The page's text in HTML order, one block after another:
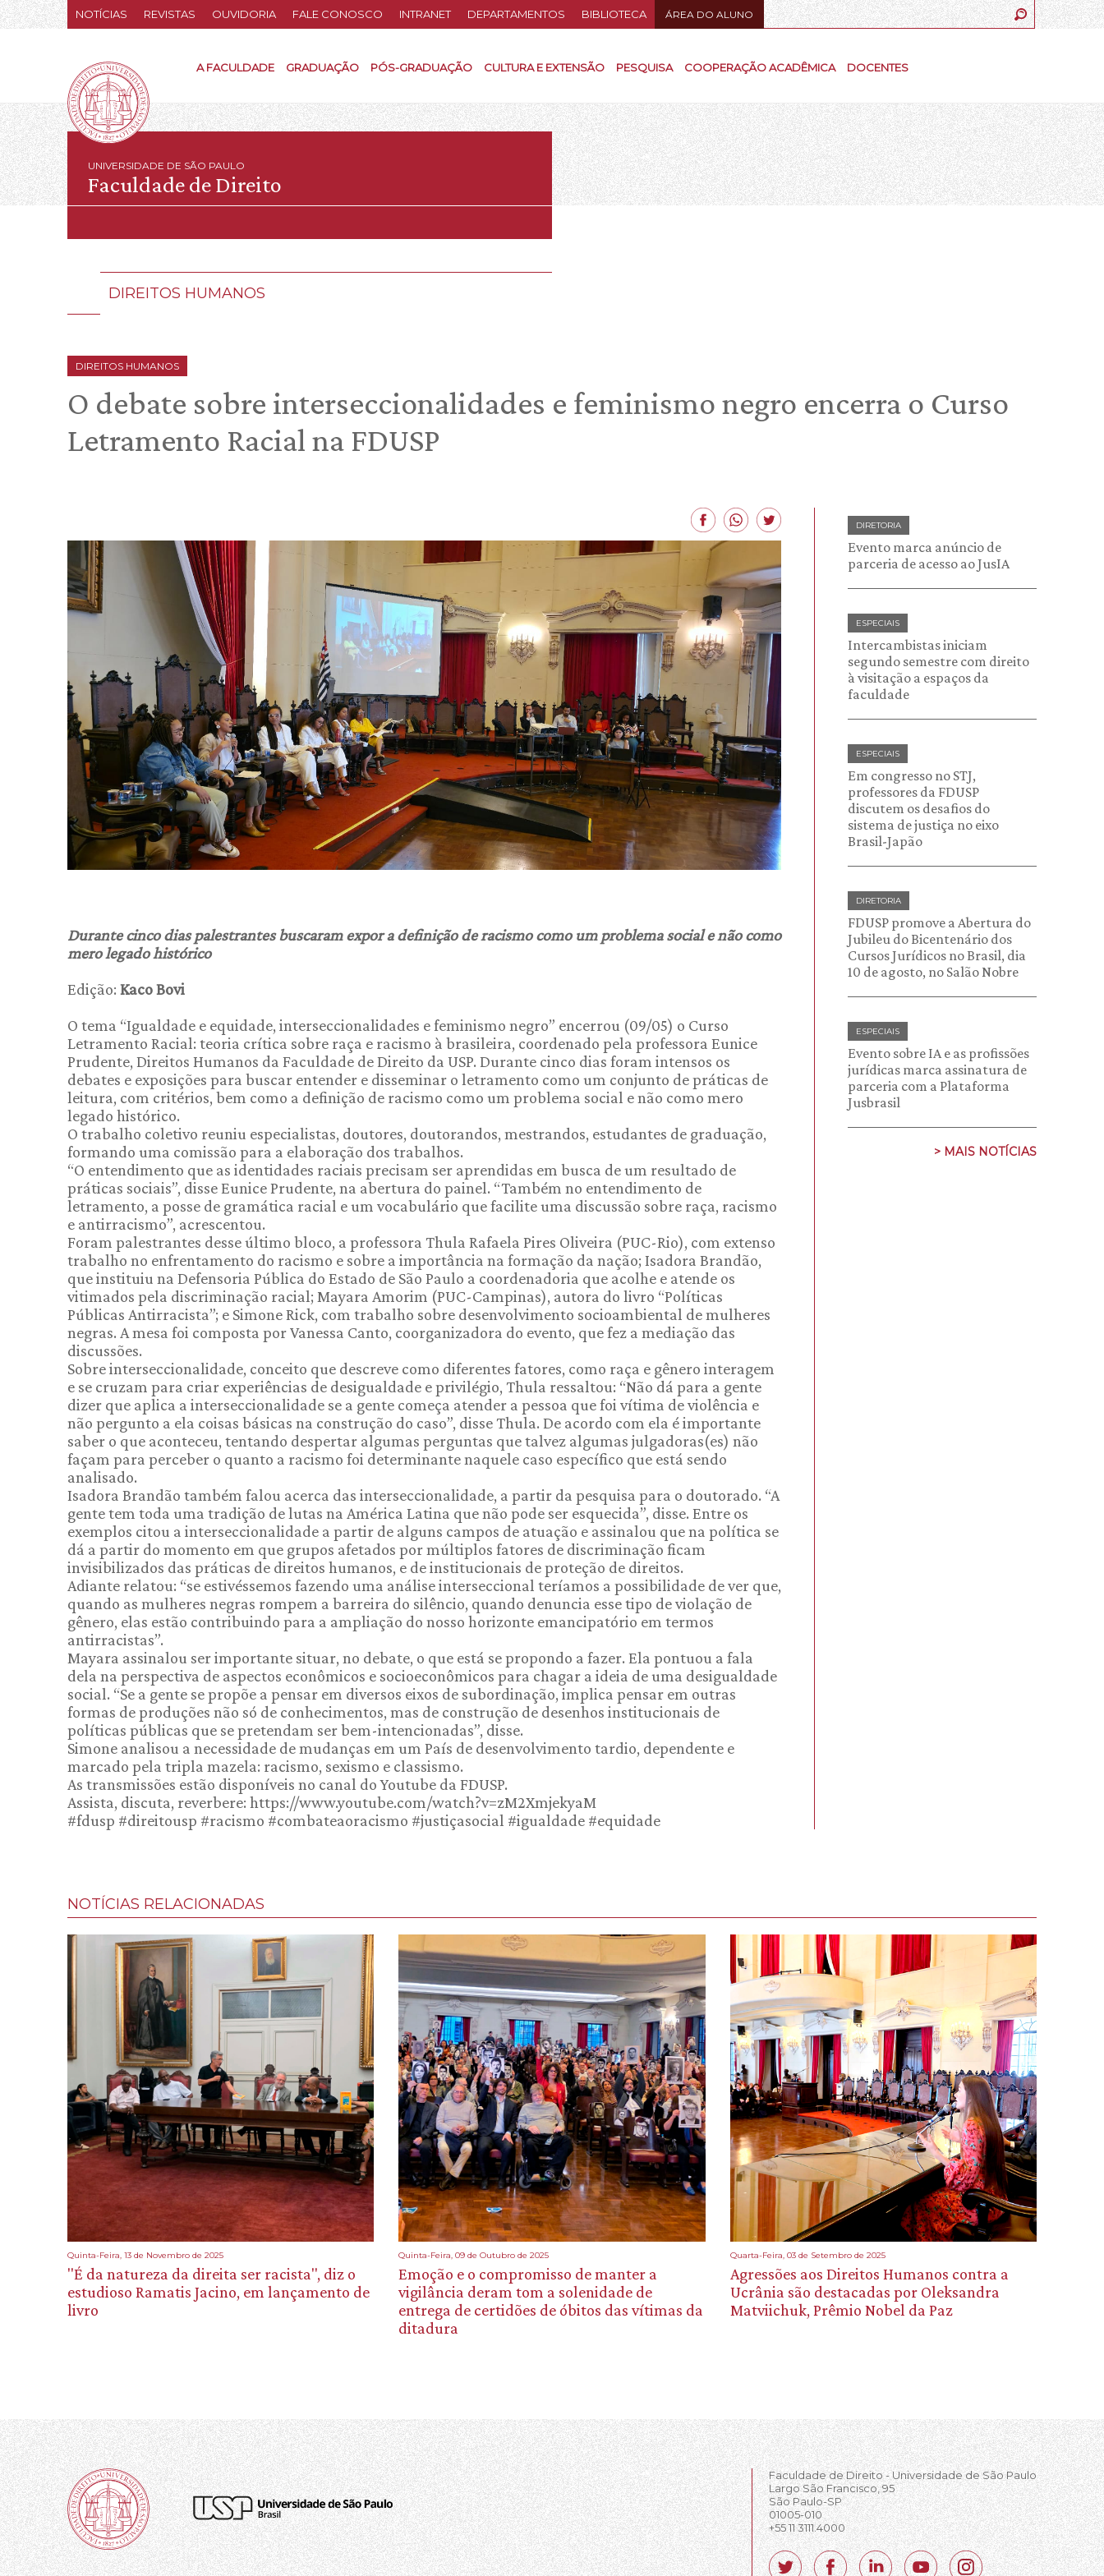
NOTÍCIAS REVISTAS OUVIDORIA FALE CONOSCO INTRANET DEPARTAMENTOS BIBLIOTECA ÁREA DO ALUNO
A FACULDADE GRADUAÇÃO PÓS-GRADUAÇÃO CULTURA E EXTENSÃO PESQUISA COOPERAÇÃO ACADÊMICA DOCENTES
UNIVERSIDADE DE SÃO PAULO
Faculdade de Direito
DIREITOS HUMANOS
DIREITOS HUMANOS
O debate sobre interseccionalidades e feminismo negro encerra o Curso
Letramento Racial na FDUSP
Durante cinco dias palestrantes buscaram expor a definição de racismo como um problema social e não como
mero legado histórico
Edição: Kaco Bovi
O tema “Igualdade e equidade, interseccionalidades e feminismo negro” encerrou (09/05) o Curso
Letramento Racial: teoria crítica sobre raça e racismo à brasileira, coordenado pela professora Eunice
Prudente, Direitos Humanos da Faculdade de Direito da USP. Durante cinco dias foram intensos os
debates e exposições para buscar entender e disseminar o letramento como um conjunto de práticas de
leitura, com critérios, bem como a definição de racismo como um problema social e não como mero
legado histórico.
O trabalho coletivo reuniu especialistas, doutores, doutorandos, mestrandos, estudantes de graduação,
formando uma comissão para a elaboração dos trabalhos.
“O entendimento que as identidades raciais precisam ser aprendidas em busca de um resultado de
práticas sociais”, disse Eunice Prudente, na abertura do painel. “Também no entendimento de
letramento, a posse de gramática racial e um vocabulário que facilite uma discussão sobre raça, racismo
e antirracismo”, acrescentou.
Foram palestrantes desse último bloco, a professora Thula Rafaela Pires Oliveira (PUC-Rio), com extenso
trabalho no enfrentamento do racismo e sobre a importância na formação da nação; Isadora Brandão,
que instituiu na Defensoria Pública do Estado de São Paulo a coordenadoria que acolhe e atende os
vitimados pela discriminação racial; Mayara Amorim (PUC-Campinas), autora do livro “Políticas
Públicas Antirracista”; e Simone Rick, com trabalho sobre desenvolvimento socioambiental de mulheres
negras. A mesa foi composta por Vanessa Canto, coorganizadora do evento, que fez a mediação das
discussões.
Sobre interseccionalidade, conceito que descreve como diferentes fatores, como raça e gênero interagem
e se cruzam para criar experiências de desigualdade e privilégio, Thula ressaltou: “Não dá para a gente
dizer que aplica a interseccionalidade se a gente começa atender a pessoa que foi vítima de violência e
não pergunto a ela coisas básicas na construção do caso”, disse Thula. De acordo com ela é importante
saber o que aconteceu, tentando despertar algumas perguntas que talvez algumas julgadoras(es) não
façam para perceber o quanto a racismo foi determinante naquele caso específico que está sendo
analisado.
Isadora Brandão também falou acerca das interseccionalidade, a partir da pesquisa para o doutorado. “A
gente tem toda uma tradição de lutas na América Latina que não pode ser esquecida”, disse. Entre os
exemplos citou a interseccionalidade a partir de alguns campos de atuação e assinalou que na política se
dá a partir do momento em que grupos afetados por múltiplos fatores de discriminação ficam
invisibilizados das práticas de direitos humanos, e de institucionais de proteção de direitos.
Adiante relatou: “se estivéssemos fazendo uma análise interseccional teríamos a possibilidade de ver que,
quando as mulheres negras rompem a barreira do silêncio, quando denuncia esse tipo de violação de
gênero, elas estão contribuindo para a ampliação do nosso horizonte emancipatório em termos
antirracistas”.
Mayara assinalou ser importante situar, no debate, o que está se propondo a fazer. Ela pontuou a fala
dela na perspectiva de aspectos econômicos e socioeconômicos para chagar a ideia de uma desigualdade
social. “Se a gente se propõe a pensar em diversos eixos de subordinação, implica pensar em outras
formas de produções não só de conhecimentos, mas de construção de desenhos institucionais de
políticas públicas que se pretendam ser bem-intencionadas”, disse.
Simone analisou a necessidade de mudanças em um País de desenvolvimento tardio, dependente e
marcado pela tripla mazela: racismo, sexismo e classismo.
As transmissões estão disponíveis no canal do Youtube da FDUSP.
Assista, discuta, reverbere: https://www.youtube.com/watch?v=zM2XmjekyaM
#fdusp #direitousp #racismo #combateaoracismo #justiçasocial #igualdade #equidade
DIRETORIA
Evento marca anúncio de
parceria de acesso ao JusIA
ESPECIAIS
Intercambistas iniciam
segundo semestre com direito
à visitação a espaços da
faculdade
ESPECIAIS
Em congresso no STJ,
professores da FDUSP
discutem os desafios do
sistema de justiça no eixo
Brasil-Japão
DIRETORIA
FDUSP promove a Abertura do
Jubileu do Bicentenário dos
Cursos Jurídicos no Brasil, dia
10 de agosto, no Salão Nobre
ESPECIAIS
Evento sobre IA e as profissões
jurídicas marca assinatura de
parceria com a Plataforma
Jusbrasil
> MAIS NOTÍCIAS
NOTÍCIAS RELACIONADAS
Quinta-Feira, 13 de Novembro de 2025
"É da natureza da direita ser racista", diz o
estudioso Ramatis Jacino, em lançamento de
livro
Quinta-Feira, 09 de Outubro de 2025
Emoção e o compromisso de manter a
vigilância deram tom a solenidade de
entrega de certidões de óbitos das vítimas da
ditadura
Quarta-Feira, 03 de Setembro de 2025
Agressões aos Direitos Humanos contra a
Ucrânia são destacadas por Oleksandra
Matviichuk, Prêmio Nobel da Paz
Faculdade de Direito - Universidade de São Paulo
Largo São Francisco, 95
São Paulo-SP
01005-010
+55 11 3111.4000